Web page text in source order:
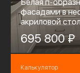
фасадами в
акриловой
695 800 ₽
Калькулятор